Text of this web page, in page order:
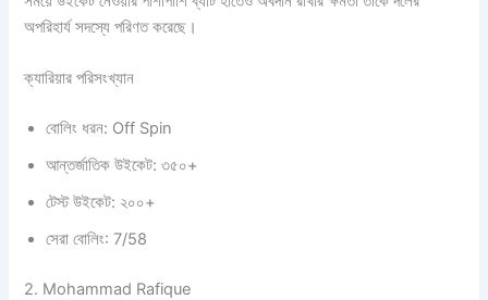
অপরিহার্য সদস্যে পরিণত করেছে।
ক্যারিয়ার পরিসংখ্যান
বোলিং ধরন: Off Spin
আন্তর্জাতিক উইকেট: ৩৫০+
টেস্ট উইকেট: ২০০+
সেরা বোলিং: 7/58
2. Mohammad Rafique